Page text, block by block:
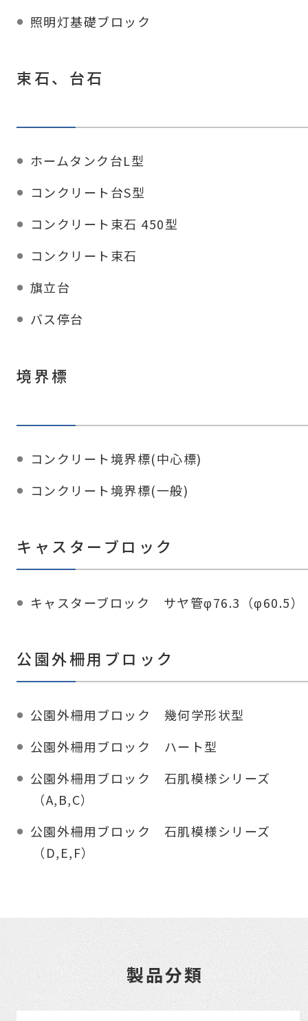
照明灯基礎ブロック
束石、台石
ホームタンク台L型
コンクリート台S型
コンクリート束石 450型
コンクリート束石
旗立台
バス停台
境界標
コンクリート境界標(中心標)
コンクリート境界標(一般)
キャスターブロック
キャスターブロック サヤ管φ76.3（φ60.5）
公園外柵用ブロック
公園外柵用ブロック 幾何学形状型
公園外柵用ブロック ハート型
公園外柵用ブロック
石肌模様シリーズ
（A,B,C）
公園外柵用ブロック
石肌模様シリーズ
（D,E,F）
製品分類